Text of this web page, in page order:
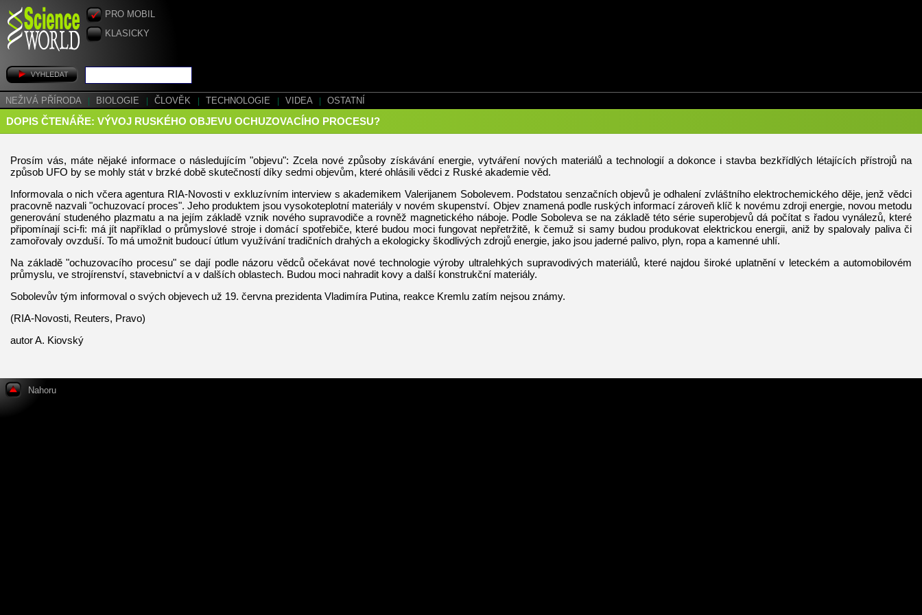
PRO MOBIL
KLASICKY
NEŽIVÁ PŘÍRODA BIOLOGIE ČLOVĚK TECHNOLOGIE VIDEA OSTATNÍ
DOPIS ČTENÁŘE: VÝVOJ RUSKÉHO OBJEVU OCHUZOVACÍHO PROCESU?
Prosím vás, máte nějaké informace o následujícím "objevu": Zcela nové způsoby získávání energie, vytváření nových materiálů a technologií a dokonce i stavba bezkřídlých létajících přístrojů na
způsob UFO by se mohly stát v brzké době skutečností díky sedmi objevům, které ohlásili vědci z Ruské akademie věd.
Informovala o nich včera agentura RIA-Novosti v exkluzívním interview s akademikem Valerijanem Sobolevem. Podstatou senzačních objevů je odhalení zvláštního elektrochemického děje, jenž vědci
pracovně nazvali "ochuzovací proces". Jeho produktem jsou vysokoteplotní materiály v novém skupenství. Objev znamená podle ruských informací zároveň klíč k novému zdroji energie, novou metodu
generování studeného plazmatu a na jejím základě vznik nového supravodiče a rovněž magnetického náboje. Podle Soboleva se na základě této série superobjevů dá počítat s řadou vynálezů, které
připomínají sci-fi: má jít například o průmyslové stroje i domácí spotřebiče, které budou moci fungovat nepřetržitě, k čemuž si samy budou produkovat elektrickou energii, aniž by spalovaly paliva či
zamořovaly ovzduší. To má umožnit budoucí útlum využívání tradičních drahých a ekologicky škodlivých zdrojů energie, jako jsou jaderné palivo, plyn, ropa a kamenné uhlí.
Na základě "ochuzovacího procesu" se dají podle názoru vědců očekávat nové technologie výroby ultralehkých supravodivých materiálů, které najdou široké uplatnění v leteckém a automobilovém
průmyslu, ve strojírenství, stavebnictví a v dalších oblastech. Budou moci nahradit kovy a další konstrukční materiály.
Sobolevův tým informoval o svých objevech už 19. června prezidenta Vladimíra Putina, reakce Kremlu zatím nejsou známy.
(RIA-Novosti, Reuters, Pravo)
autor A. Kiovský
Nahoru